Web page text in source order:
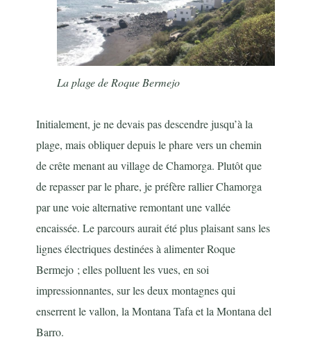
La plage de Roque Bermejo
Initialement, je ne devais pas descendre jusqu’à la
plage, mais obliquer depuis le phare vers un chemin
de crête menant au village de Chamorga. Plutôt que
de repasser par le phare, je préfère rallier Chamorga
par une voie alternative remontant une vallée
encaissée. Le parcours aurait été plus plaisant sans les
lignes électriques destinées à alimenter Roque
Bermejo ; elles polluent les vues, en soi
impressionnantes, sur les deux montagnes qui
enserrent le vallon, la Montana Tafa et la Montana del
Barro.